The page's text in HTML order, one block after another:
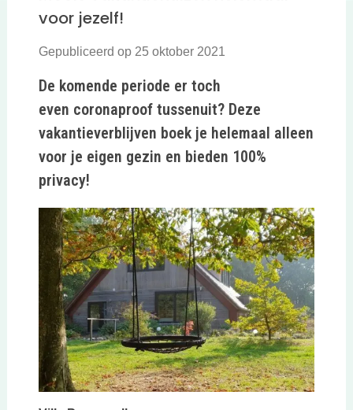
voor jezelf!
Gepubliceerd op 25 oktober 2021
De komende periode er toch
even coronaproof tussenuit? Deze
vakantieverblijven boek je helemaal alleen
voor je eigen gezin en bieden 100%
privacy!